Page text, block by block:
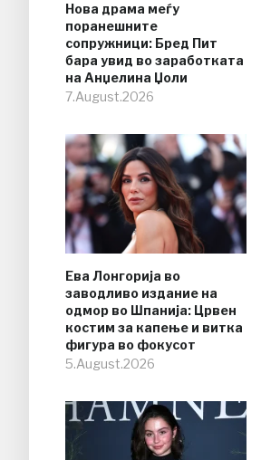
Нова драма меѓу
поранешните
сопружници: Бред Пит
бара увид во заработката
на Анџелина Џоли
7.August.2026
Ева Лонгорија во
заводливо издание на
одмор во Шпанија: Црвен
костим за капење и витка
фигура во фокусот
5.August.2026